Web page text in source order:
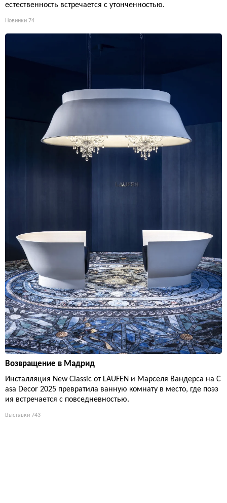
естественность встречается с утонченностью.
Новинки 74
Возвращение в Мадрид
Инсталляция New Classic от LAUFEN и Марселя Вандерса на C
asa Decor 2025 превратила ванную комнату в место, где поэз
ия встречается с повседневностью.
Выставки 743